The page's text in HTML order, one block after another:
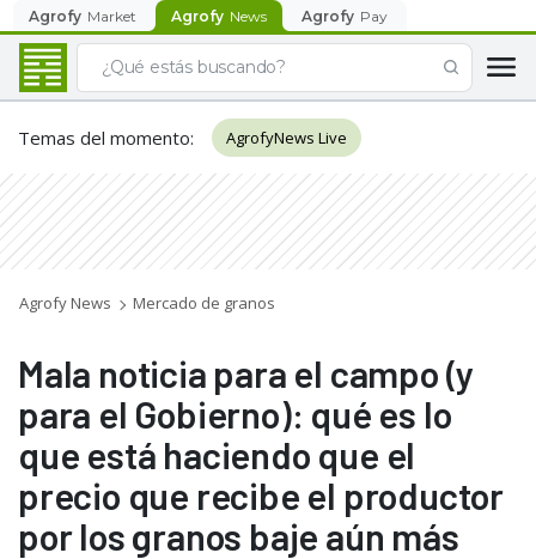
Agrofy Market Agrofy News Agrofy Pay
Temas del momento: AgrofyNews Live
Agrofy News Mercado de granos
Mala noticia para el campo (y
para el Gobierno): qué es lo
que está haciendo que el
precio que recibe el productor
por los granos baje aún más